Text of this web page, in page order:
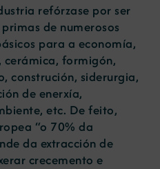
refórzase por ser
de numerosos
para a economía,
cerámica, formigón,
construción, siderurgia,
de enerxía,
etc. De feito,
“o 70% da
da extracción de
crecemento e